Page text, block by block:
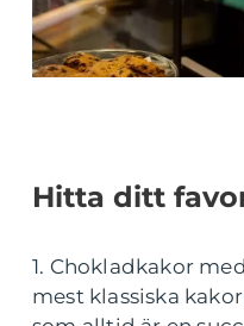
Hitta ditt
1. Chokladkakor
mest klassiska